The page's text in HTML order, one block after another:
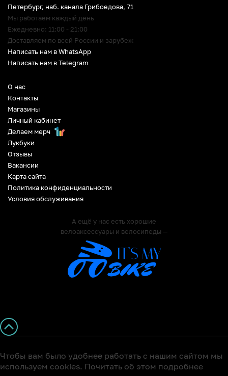
О нас
Контакты
Магазины
Личный кабинет
Делаем мерч
Лукбуки
Отзывы
Вакансии
Карта сайта
Политика конфиденциальности
Условия обслуживания
А ещё у нас есть хорошие
велоаксессуары и велосипеды —
Петербург, наб. канала Грибоедова, 71
Мы работаем каждый день
Ежедневно: 11:00 - 21:00
Доставляем по всей России и зарубеж
Написать нам в WhatsApp
Написать нам в Telegram
Чтобы вам было удобнее работать с нашим сайтом мы
используем cookies. Почитать об этом подробнее